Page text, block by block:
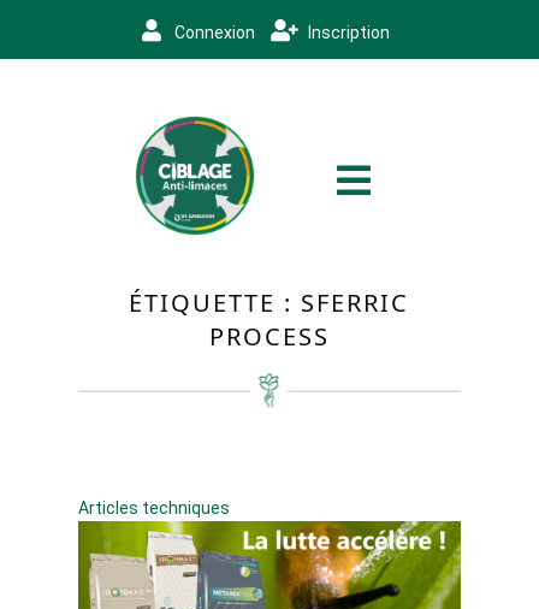
Connexion Inscription
ÉTIQUETTE : SFERRIC
PROCESS
Articles techniques